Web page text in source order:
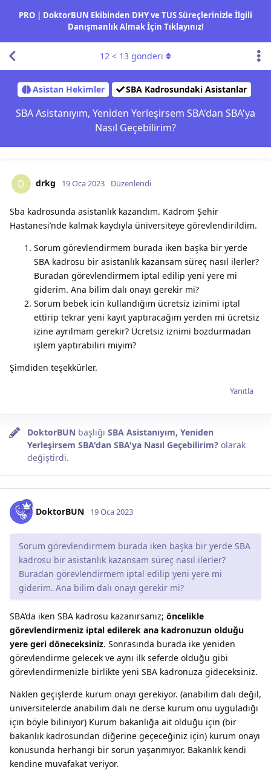
PRO | DoktorBUN Ekibinden DHY ve TUS Süreçlerinizle İlgili
Danışmanlık Almak İçin Tıklayınız!
Asistan Hekimler SBA Kadrosundaki Asistanlar
SBA Asistanıyım, Yeniden Yerleşirsem SBA'dan SBA'ya
Nasıl Geçebilirim?
12 < 13 gönderi
D drkg 19 Oca 2023 Düzenlendi
Sba kadrosunda asistanlık kazandım. Kadrom Şehir
Hastanesi’nde kalmak kaydıyla üniversiteye görevlendirildim.
Sorum görevlendirmem burada iken başka bir yerde
SBA kadrosu bir asistanlık kazansam süreç nasıl ilerler?
Buradan görevlendirmem iptal edilip yeni yere mi
giderim. Ana bilim dalı onayı gerekir mi?
Sorum bebek icin kullandığım ücretsiz izinimi iptal
ettirip tekrar yeni kayıt yaptıracağım yerden mi ücretsiz
izine ayrılmam gerekir? Ücretsiz iznimi bozdurmadan
işlem yaptırabiliri miyim?
Şimdiden teşekkürler.
Yanıtla
DoktorBUN başlığı SBA Asistanıyım, Yeniden
Yerleşirsem SBA'dan SBA'ya Nasıl Geçebilirim? olarak
değiştirdi.
DoktorBUN 19 Oca 2023
Sorum görevlendirmem burada iken başka bir yerde SBA
kadrosu bir asistanlık kazansam süreç nasıl ilerler?
Buradan görevlendirmem iptal edilip yeni yere mi
giderim. Ana bilim dalı onayı gerekir mi?
SBA’da iken SBA kadrosu kazanırsanız; öncelikle
görevlendirmeniz iptal edilerek ana kadronuzun olduğu
yere geri döneceksiniz. Sonrasında burada ike yeniden
görevlendirme gelecek ve aynı ilk seferde olduğu gibi
görevlendirmenizle birlikte yeni SBA kadronuza gideceksiniz.
Naklen geçişlerde kurum onayı gerekiyor. (anabilim dalı değil,
üniversitelerde anabilim dalı ne derse kurum onu uyguladığı
için böyle biliniyor) Kurum bakanlığa ait olduğu için (bir
bakanlık kadrosundan diğerine geçeceğiniz için) kurum onayı
konusunda herhangi bir sorun yaşanmıyor. Bakanlık kendi
kendine muvafakat veriyor.